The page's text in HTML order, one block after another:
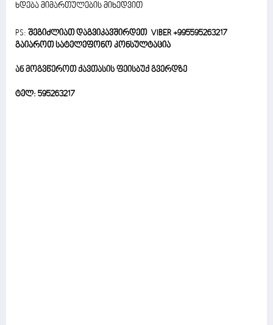
ხდება მიმართულების მიხედვით
PS: შეგიძლიათ დაგვიკავშირდეთ VIBER +995595263217
გაიაროთ სატელეფონო კონსულტაცია
ან მოგვწეროთ ქავთასის ფეისბუქ გვერდზე
ტელ: 595263217